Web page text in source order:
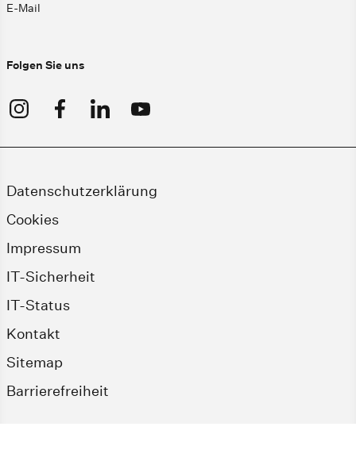
E-Mail
Folgen Sie uns
Datenschutzerklärung
Cookies
Impressum
IT-Sicherheit
IT-Status
Kontakt
Sitemap
Barrierefreiheit